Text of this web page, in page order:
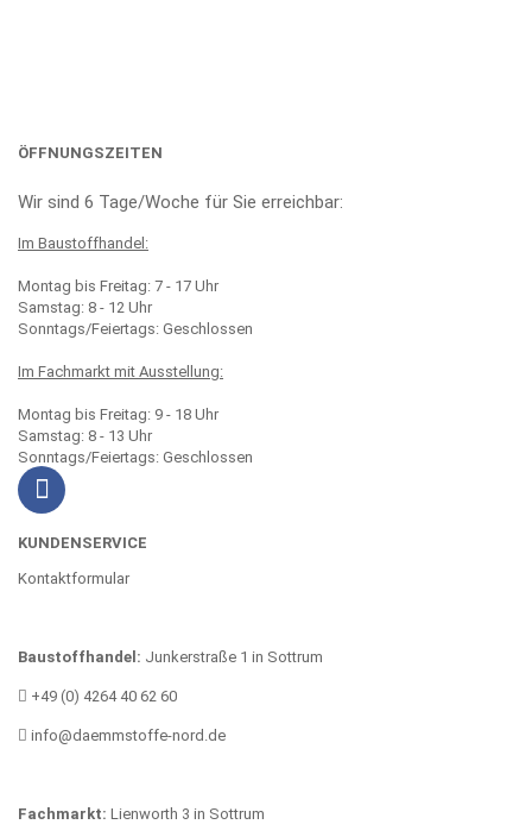
ÖFFNUNGSZEITEN
Wir sind 6 Tage/Woche für Sie erreichbar:
Im Baustoffhandel:
Montag bis Freitag: 7 - 17 Uhr
Samstag: 8 - 12 Uhr
Sonntags/Feiertags: Geschlossen
Im Fachmarkt mit Ausstellung:
Montag bis Freitag: 9 - 18 Uhr
Samstag: 8 - 13 Uhr
Sonntags/Feiertags: Geschlossen
KUNDENSERVICE
Kontaktformular
Baustoffhandel: Junkerstraße 1 in Sottrum
+49 (0) 4264 40 62 60
info@daemmstoffe-nord.de
Fachmarkt: Lienworth 3 in Sottrum